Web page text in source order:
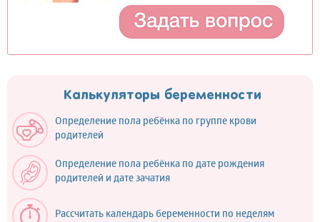
Калькуляторы беременности
Определение пола ребёнка по группе крови
родителей
Определение пола ребёнка по дате рождения
родителей и дате зачатия
Рассчитать календарь беременности по неделям